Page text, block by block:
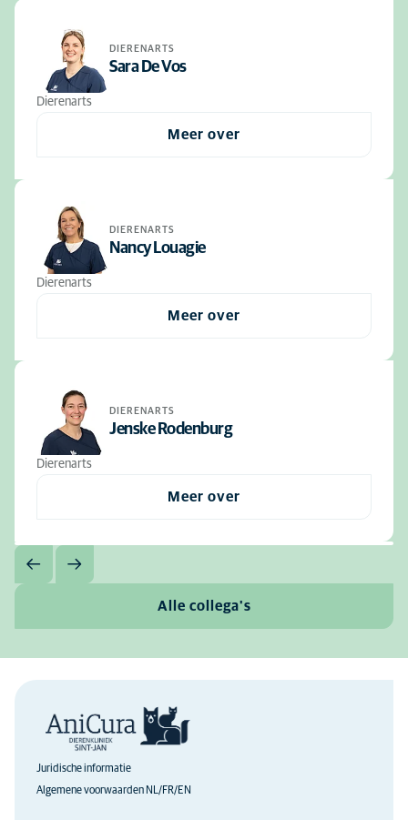
DIERENARTS
Sara De Vos
Dierenarts
Meer over
DIERENARTS
Nancy Louagie
Dierenarts
Meer over
DIERENARTS
Jenske Rodenburg
Dierenarts
Meer over
Alle collega's
Juridische informatie
Algemene voorwaarden NL/FR/EN